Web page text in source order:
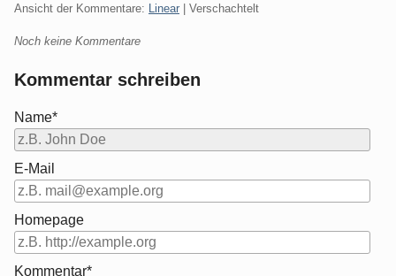
Ansicht der Kommentare: Linear | Verschachtelt
Noch keine Kommentare
Kommentar schreiben
Name*
E-Mail
Homepage
Kommentar*